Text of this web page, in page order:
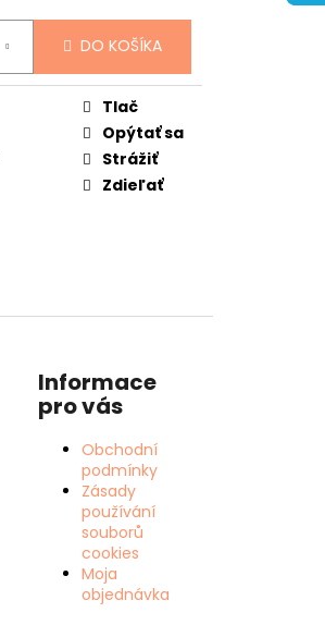
DO KOŠÍKA
Tlač
Opýtať sa
Strážiť
Zdieľať
Informace
pro vás
Obchodní
podmínky
Zásady
používání
souborů
cookies
Moja
objednávka